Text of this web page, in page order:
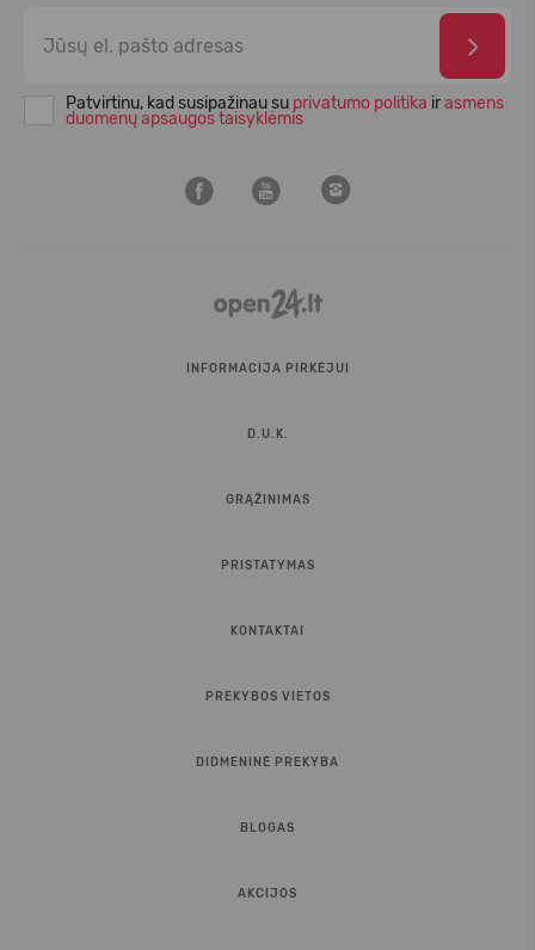
Patvirtinu, kad susipažinau su privatumo politika irasmens
duomenų apsaugos taisyklėmis
INFORMACIJA PIRKĖJUI
D.U.K.
GRĄŽINIMAS
PRISTATYMAS
KONTAKTAI
PREKYBOS VIETOS
DIDMENINĖ PREKYBA
BLOGAS
AKCIJOS